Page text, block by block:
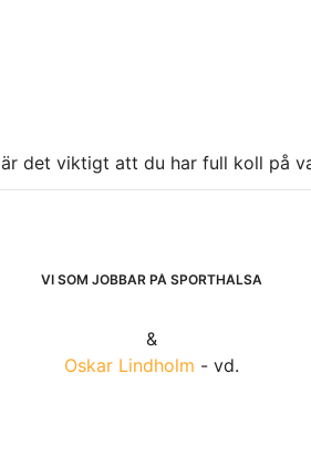
är det viktigt att du har full koll på
VI SOM JOBBAR PÅ SPORTHÄLSA
&
Oskar Lindholm - vd.